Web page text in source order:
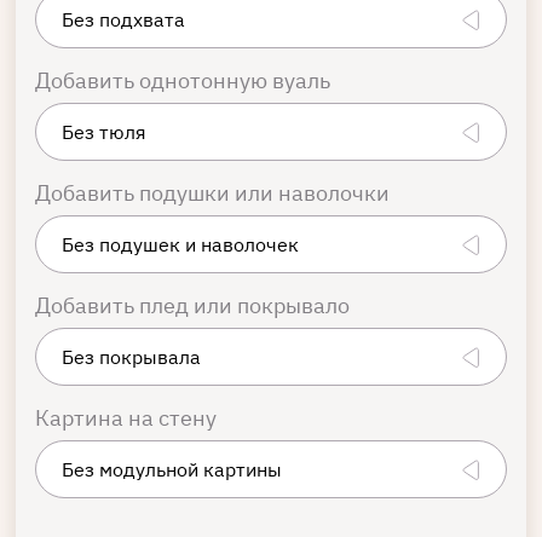
Добавить однотонную вуаль
Добавить подушки или наволочки
Добавить плед или покрывало
Картина на стену